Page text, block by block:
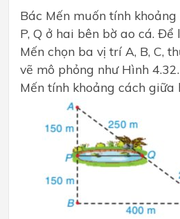
Bác Mến muốn tính
P, Q ở hai bên bờ ao cá.
Mến chọn ba vị trí A, B, C,
vẽ mô phỏng như Hình
Mến tính khoảng cách giữa